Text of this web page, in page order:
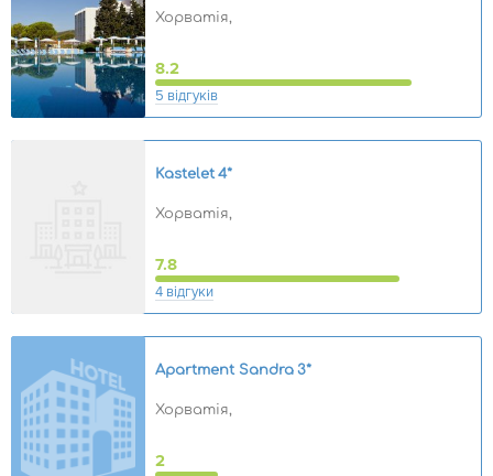
Хорватія,
8.2
5 відгуків
Kastelet 4*
Хорватія,
7.8
4 відгуки
Apartment Sandra 3*
Хорватія,
2